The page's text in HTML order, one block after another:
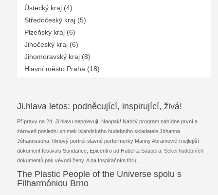
Ústecký kraj (4)
Středočeský kraj (5)
Plzeňský kraj (6)
Jihočeský kraj (6)
Jihomoravský kraj (8)
Hlavní město Praha (18)
Ji.hlava letos: podněcující, inspirující, živá!
Přípravy na 24. Ji.hlavu nepolevují. Naopak! Nabitý program nabídne první a
zároveň poslední snímek islandského hudebního skladatele Jóhanna
Jóhannssona, filmový portrét slavné performerky Mariny Abramović i nejlepší
dokument festivalu Sundance, Epicentro od Huberta Saupera. Sekci hudebních
dokumentů pak vévodí ženy. A na Inspiračním fóru ...
The Plastic People of the Universe spolu s
Filharmóniou Brno